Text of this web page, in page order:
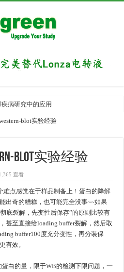
病研究中的应用
blot实验经验
blot实验经验
查看
难点感觉在于样品制备上！蛋白的降解
出奇的糟糕，也可能完全没事~~如果
底裂解，先变性后保存”的原则比较有
甚至直接给loading buffer裂解，然后取
buffer100度充分变性，再分装保
有效。
白的量，限于WB的检测下限问题，一